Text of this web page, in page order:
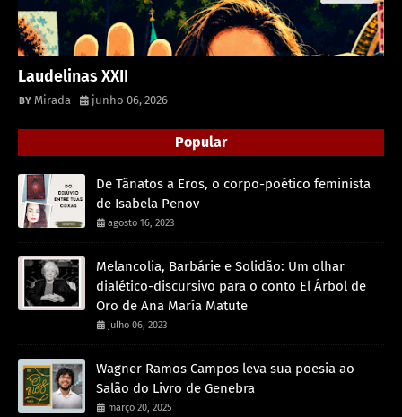
Laudelinas XXII
Mirada junho 06, 2026
Popular
De Tânatos a Eros, o corpo-poético feminista
de Isabela Penov
agosto 16, 2023
Melancolia, Barbárie e Solidão: Um olhar
dialético-discursivo para o conto El Árbol de
Oro de Ana María Matute
julho 06, 2023
Wagner Ramos Campos leva sua poesia ao
Salão do Livro de Genebra
março 20, 2025